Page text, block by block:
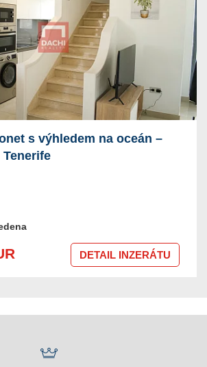
s výhledem na oceán –
DETAIL INZERÁTU